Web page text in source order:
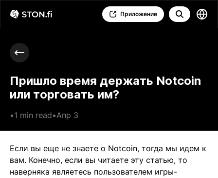
Приложение
Пришло время держать Notcoin
или торговать им?
•1 min read•Апр 3
Если вы еще не знаете о Notcoin, тогда мы идем к
вам. Конечно, если вы читаете эту статью, то
наверняка являетесь пользователем игры-